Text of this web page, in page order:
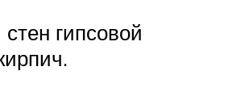
гипсовой